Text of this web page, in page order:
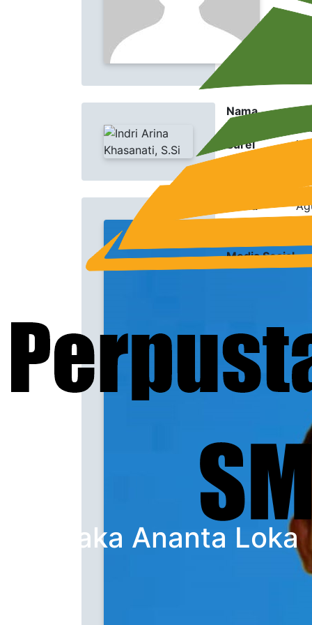
Pustaka Ananta Loka
Nama
Surel
Nama
Jabatan
Media Sosial